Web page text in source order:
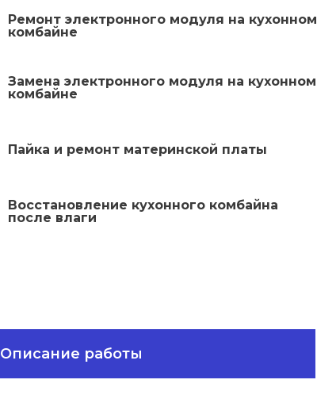
Ремонт электронного модуля на кухонном
комбайне
Замена электронного модуля на кухонном
комбайне
Пайка и ремонт материнской платы
Восстановление кухонного комбайна
после влаги
Описание работы